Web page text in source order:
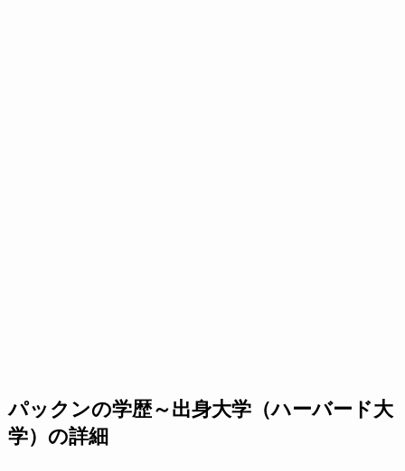
パックンの学歴～出身大学（ハーバード大
学）の詳細